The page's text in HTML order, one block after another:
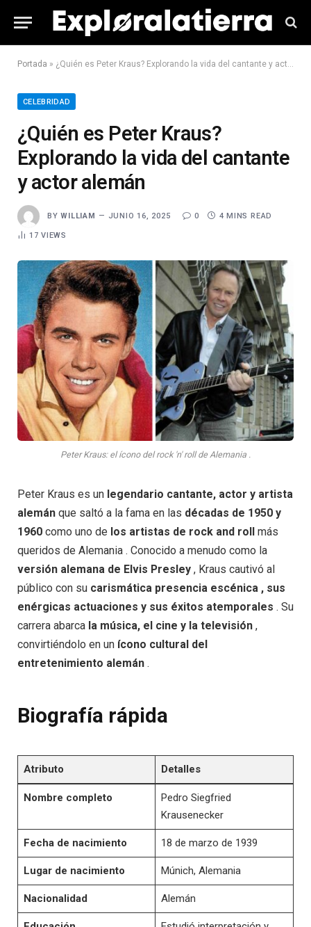
Portada » ¿Quién es Peter Kraus? Explorando la vida del cantante y actor alemán
CELEBRIDAD
¿Quién es Peter Kraus?
Explorando la vida del cantante
y actor alemán
BY WILLIAM JUNIO 16, 2025 0 4 MINS READ
17VIEWS
Peter Kraus: el ícono del rock 'n' roll de Alemania .
Peter Kraus es un legendario cantante, actor y artista
alemán que saltó a la fama en las décadas de 1950 y
1960 como uno de los artistas de rock and roll
más
queridos de Alemania . Conocido a menudo como la
versión alemana de Elvis Presley , Kraus cautivó al
público con su carismática presencia escénica , sus
enérgicas actuaciones y sus éxitos atemporales . Su
carrera abarca la música, el cine y la televisión ,
convirtiéndolo en un ícono cultural del
entretenimiento alemán .
Biografía rápida
Atributo Detalles
Nombre completo
Pedro Siegfried
Krausenecker
Fecha de nacimiento 18 de marzo de 1939
Lugar de nacimiento Múnich, Alemania
Nacionalidad Alemán